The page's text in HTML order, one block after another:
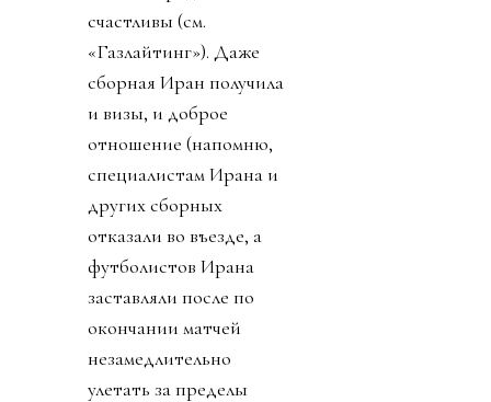
счастливы (см.
«Газлайтинг»). Даже
сборная Иран получила
и визы, и доброе
отношение (напомню,
специалистам Ирана и
других сборных
отказали во въезде, а
футболистов Ирана
заставляли после по
окончании матчей
незамедлительно
улетать за пределы